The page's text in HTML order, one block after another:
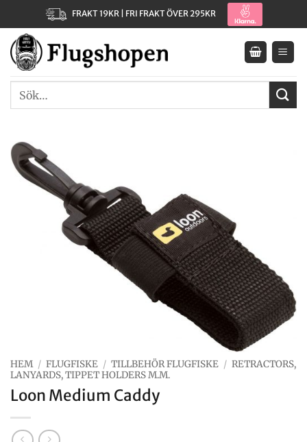
to
content
FRAKT 19KR | FRI FRAKT ÖVER 295KR
HEM / FLUGFISKE / TILLBEHÖR FLUGFISKE / RETRACTORS,
LANYARDS, TIPPET HOLDERS M.M.
Loon Medium Caddy